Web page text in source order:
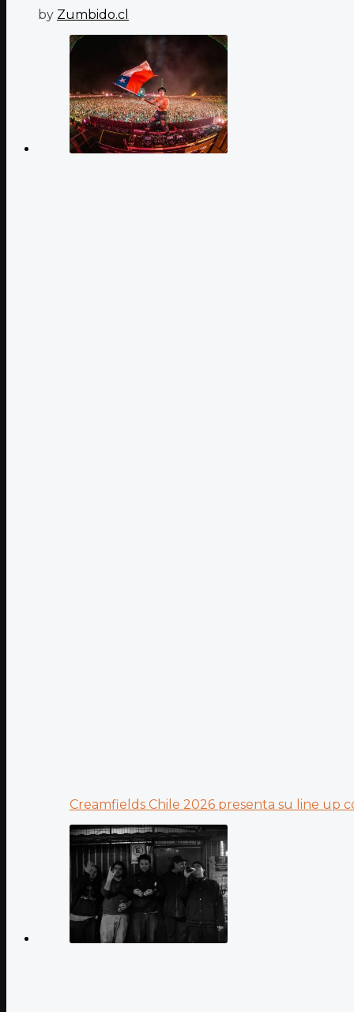
by Zumbido.cl
Creamfields Chile 2026 presenta su line up